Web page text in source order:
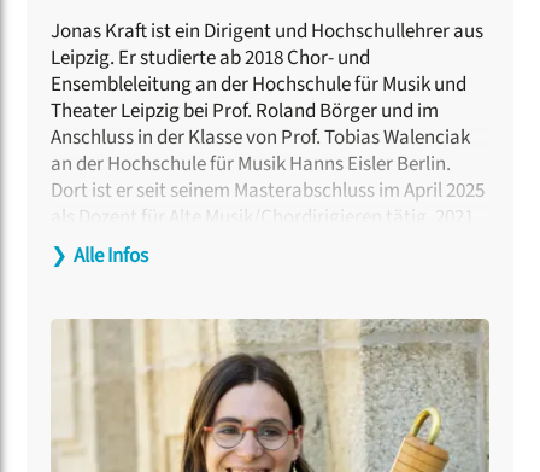
Jonas Kraft ist ein Dirigent und Hochschullehrer aus
Leipzig. Er studierte ab 2018 Chor- und
Ensembleleitung an der Hochschule für Musik und
Theater Leipzig bei Prof. Roland Börger und im
Anschluss in der Klasse von Prof. Tobias Walenciak
an der Hochschule für Musik Hanns Eisler Berlin.
Dort ist er seit seinem Masterabschluss im April 2025
als Dozent für Alte Musik/Chordirigieren tätig. 2021
gründete er das
und Barockorchester) in Leipzig. Mit diesem
französischer Musik des 17. und 18. Jahrhunderts
und deren Verbreitung im deutschsprachigen Raum.
Er setzt sich leidenschaftlich für die Verbindung Alter
und Neuer Musik in innovativen Konzertformaten
ein und möchte damit ein junges Publikum für
Klassik begeistern.
❯ Alle Infos